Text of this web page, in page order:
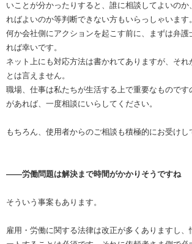
いことが分かったりすると、誰に相談してよいのか
ればよいのか等判断できない方もいらっしゃいます。
何か会社側にアクションを起こす前に、まずは弁護
れば幸いです。
ネット上にも対応方法は書かれてありますが、それ
とは言えません。
職場、仕事は私たちが生活する上で重要なものです
があれば、一度相談にいらしてください。
もちろん、使用者からのご相談も積極的にお受けし
――労働問題は解決まで時間がかかりそうですね
そういう事案もあります。
雇用・労働に関する法律は改正が多くありますし